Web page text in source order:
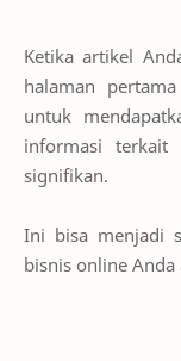
Ketika artikel
halaman
untuk
informasi terkait
signifikan.
Ini bisa menjadi
bisnis online